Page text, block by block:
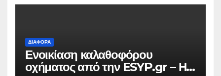
ΔΙΆΦΟΡΑ
Ενοικίαση καλαθοφόρου
οχήματος από την ESYP.gr – Η